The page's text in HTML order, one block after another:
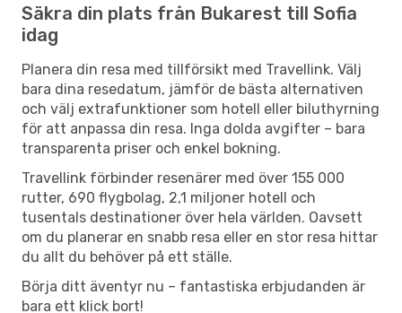
Säkra din plats från Bukarest till Sofia
idag
Planera din resa med tillförsikt med Travellink. Välj
bara dina resedatum, jämför de bästa alternativen
och välj extrafunktioner som hotell eller biluthyrning
för att anpassa din resa. Inga dolda avgifter – bara
transparenta priser och enkel bokning.
Travellink förbinder resenärer med över 155 000
rutter, 690 flygbolag, 2,1 miljoner hotell och
tusentals destinationer över hela världen. Oavsett
om du planerar en snabb resa eller en stor resa hittar
du allt du behöver på ett ställe.
Börja ditt äventyr nu – fantastiska erbjudanden är
bara ett klick bort!